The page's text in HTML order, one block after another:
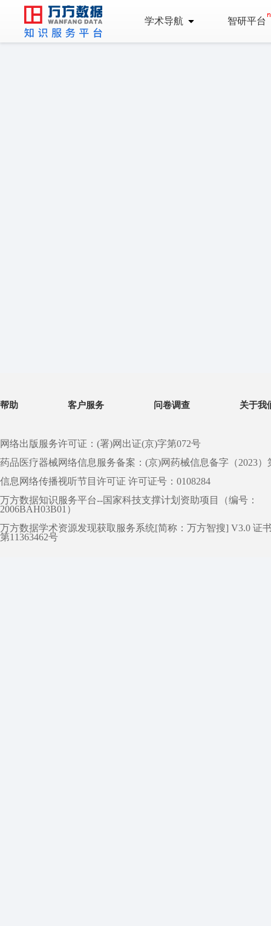
学术导航 智研平台
帮助 客户服务 问卷调查 关于我
网络出版服务许可证：(署)网出证(京)字第072号
药品医疗器械网络信息服务备案：(京)网药械信息备字（2023）
信息网络传播视听节目许可证 许可证号：0108284
万方数据知识服务平台--国家科技支撑计划资助项目（编号：
2006BAH03B01）
万方数据学术资源发现获取服务系统[简称：万方智搜] V3.0 证
第11363462号